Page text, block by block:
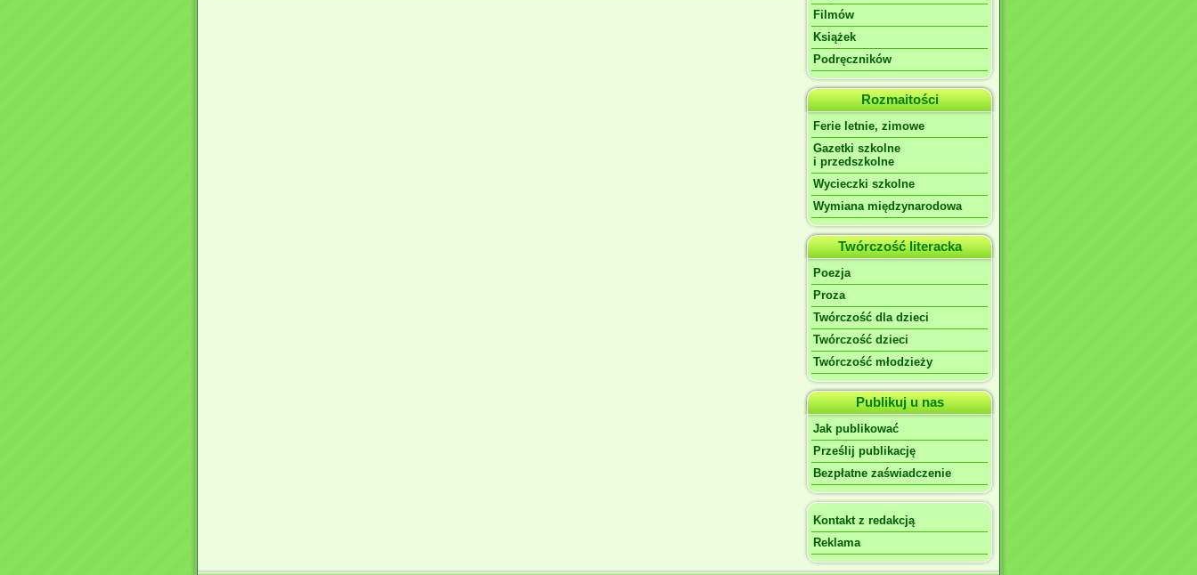
Filmów
Książek
Podręczników
Rozmaitości
Ferie letnie, zimowe
Gazetki szkolne
i przedszkolne
Wycieczki szkolne
Wymiana międzynarodowa
Twórczość literacka
Poezja
Proza
Twórczość dla dzieci
Twórczość dzieci
Twórczość młodzieży
Publikuj u nas
Jak publikować
Prześlij publikację
Bezpłatne zaświadczenie
Kontakt z redakcją
Reklama